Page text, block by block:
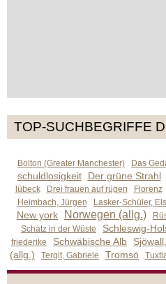
TOP-SUCHBEGRIFFE
Bolton (Greater Manchester) Das
schuldlosigkeit Der grüne Strahl
lübeck
Drei frauen auf rügen Florenz
Heimbach, Jürgen
Lasker-Schüler,
New york
Norwegen (allg.)
Schatz in der Wüste
Schleswig-
friederike Schwäbische Alb
(allg.) Tergit, Gabriele Tromsö